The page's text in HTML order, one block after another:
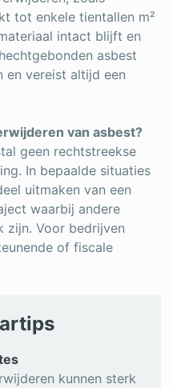
tot enkele tientallen m²
intact blijft en
asbest
en vereist altijd een
van asbest?
geen rechtstreekse
In bepaalde situaties
uitmaken van een
waarbij andere
zijn. Voor bedrijven
of fiscale
kunnen sterk